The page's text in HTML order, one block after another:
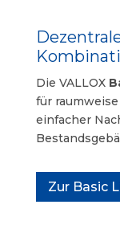
Die VALLOX
für
einfacher
Zur Basic